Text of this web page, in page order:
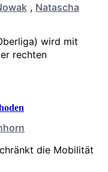
, Natascha
wird mit
rechten
die Mobilität